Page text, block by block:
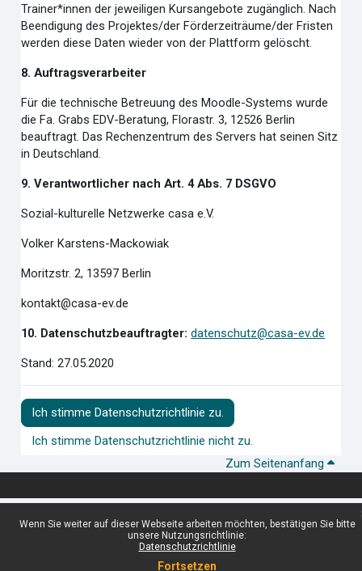
Wenn Sie weiter auf dieser Webseite arbeiten möchten, bestätigen Sie bitte
unsere Nutzungsrichtlinie:
Datenschutzrichtlinie
Fortsetzen
Trainer*innen der jeweiligen Kursangebote zugänglich. Nach
Beendigung des Projektes/der Förderzeiträume/der Fristen
werden diese Daten wieder von der Plattform gelöscht.
8. Auftragsverarbeiter
Für die technische Betreuung des Moodle-Systems wurde
die Fa. Grabs EDV-Beratung, Florastr. 3, 12526 Berlin
beauftragt. Das Rechenzentrum des Servers hat seinen Sitz
in Deutschland.
9. Verantwortlicher nach Art. 4 Abs. 7 DSGVO
Sozial-kulturelle Netzwerke casa e.V.
Volker Karstens-Mackowiak
Moritzstr. 2, 13597 Berlin
kontakt@casa-ev.de
10. Datenschutzbeauftragter: datenschutz@casa-ev.de
Stand: 27.05.2020
Ich stimme Datenschutzrichtlinie zu.
Ich stimme Datenschutzrichtlinie nicht zu.
Zum Seitenanfang